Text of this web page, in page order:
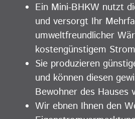
Ein Mini-BHKW nutzt
und versorgt Ihr
umweltfreundlicher
kostengünstigem
Sie produzieren
und können diesen
Bewohner des Hauses
Wir ebnen Ihnen den